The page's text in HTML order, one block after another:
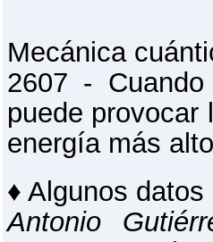
Mecánica
2607 -
puede provocar
energía más
♦ Algunos
Antonio